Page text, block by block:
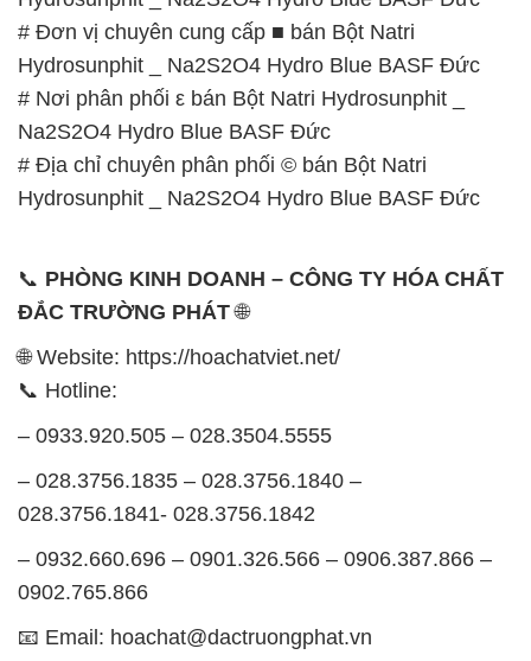
# Địa chỉ chuyên phân phối © bán Bột Natri
Hydrosunphit _ Na2S2O4 Hydro Blue BASF Đức
📞PHÒNG KINH DOANH – CÔNG TY HÓA CHẤT
ĐẮC TRƯỜNG PHÁT 🌐
🌐 Website: https://hoachatviet.net/
– 0933.920.505 – 028.3504.5555
028.3756.1841- 028.3756.1842
0902.765.866
📧 Email: hoachat@dactruongphat.vn
TRƯỜNG PHÁT
được tổ chức như sau: